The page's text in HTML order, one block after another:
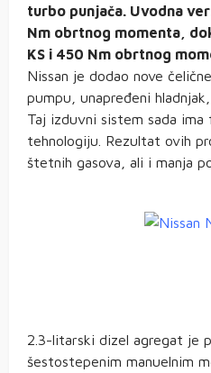
turbo punjača. Uvodna
Nm obrtnog momenta,
KS i 450 Nm obrtnog
Nissan je dodao nove
pumpu, unapređeni
Taj izduvni sistem sada
tehnologiju. Rezultat ovih
štetnih gasova, ali i manja
2.3-litarski dizel agregat je
šestostepenim manuelnim